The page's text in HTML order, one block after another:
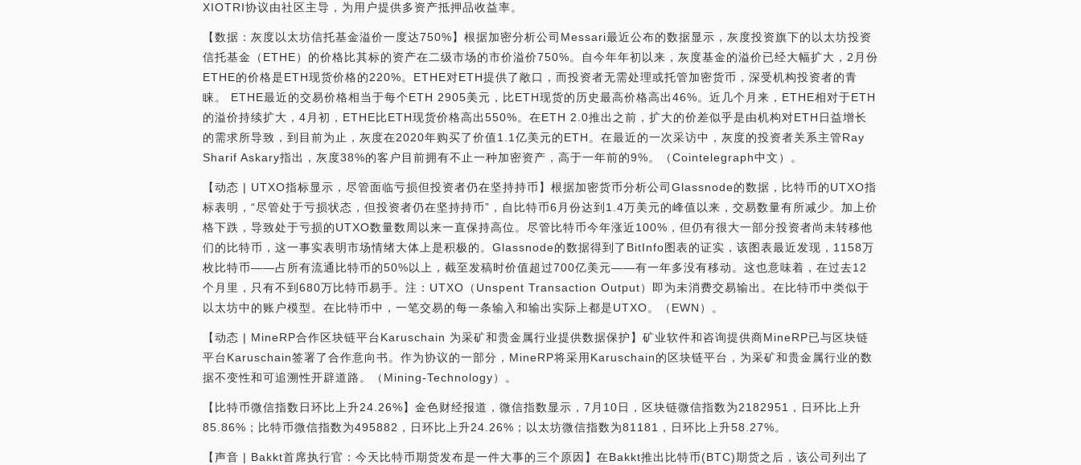
XIOTRI协议由社区主导，为用户提供多资产抵押品收益率。
【数据：灰度以太坊信托基金溢价一度达750%】根据加密分析公司Messari最近公布的数据显示，灰度投资旗下的以太坊投资
信托基金（ETHE）的价格比其标的资产在二级市场的市价溢价750%。自今年年初以来，灰度基金的溢价已经大幅扩大，2月份
ETHE的价格是ETH现货价格的220%。ETHE对ETH提供了敞口，而投资者无需处理或托管加密货币，深受机构投资者的青
睐。 ETHE最近的交易价格相当于每个ETH 2905美元，比ETH现货的历史最高价格高出46%。近几个月来，ETHE相对于ETH
的溢价持续扩大，4月初，ETHE比ETH现货价格高出550%。在ETH 2.0推出之前，扩大的价差似乎是由机构对ETH日益增长
的需求所导致，到目前为止，灰度在2020年购买了价值1.1亿美元的ETH。在最近的一次采访中，灰度的投资者关系主管Ray
Sharif Askary指出，灰度38%的客户目前拥有不止一种加密资产，高于一年前的9%。（Cointelegraph中文）。
【动态 | UTXO指标显示，尽管面临亏损但投资者仍在坚持持币】根据加密货币分析公司Glassnode的数据，比特币的UTXO指
标表明，“尽管处于亏损状态，但投资者仍在坚持持币”，自比特币6月份达到1.4万美元的峰值以来，交易数量有所减少。加上价
格下跌，导致处于亏损的UTXO数量数周以来一直保持高位。尽管比特币今年涨近100%，但仍有很大一部分投资者尚未转移他
们的比特币，这一事实表明市场情绪大体上是积极的。Glassnode的数据得到了BitInfo图表的证实，该图表最近发现，1158万
枚比特币——占所有流通比特币的50%以上，截至发稿时价值超过700亿美元——有一年多没有移动。这也意味着，在过去12
个月里，只有不到680万比特币易手。注：UTXO（Unspent Transaction Output）即为未消费交易输出。在比特币中类似于
以太坊中的账户模型。在比特币中，一笔交易的每一条输入和输出实际上都是UTXO。（EWN）。
【动态 | MineRP合作区块链平台Karuschain 为采矿和贵金属行业提供数据保护】矿业软件和咨询提供商MineRP已与区块链
平台Karuschain签署了合作意向书。作为协议的一部分，MineRP将采用Karuschain的区块链平台，为采矿和贵金属行业的数
据不变性和可追溯性开辟道路。（Mining-Technology）。
【比特币微信指数日环比上升24.26%】金色财经报道，微信指数显示，7月10日，区块链微信指数为2182951，日环比上升
85.86%；比特币微信指数为495882，日环比上升24.26%；以太坊微信指数为81181，日环比上升58.27%。
【声音 | Bakkt首席执行官：今天比特币期货发布是一件大事的三个原因】在Bakkt推出比特币(BTC)期货之后，该公司列出了